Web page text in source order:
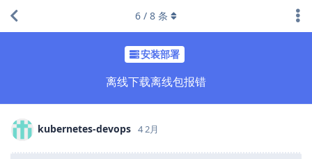
安装部署
离线下载离线包报错
6 / 8 条
kubernetes-devops 4 2月